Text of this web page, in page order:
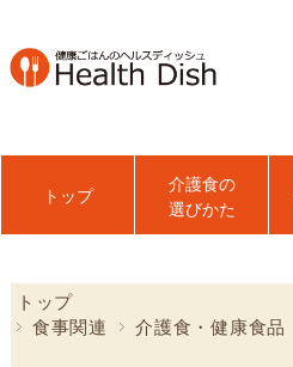
トップ
介護食の
選びかた
トップ
食事関連
介護食・健康食品